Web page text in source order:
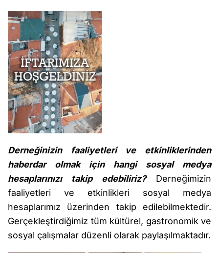
Derneğinizin faaliyetleri ve etkinliklerinden
haberdar olmak için hangi sosyal medya
hesaplarınızı takip edebiliriz?Derneğimizin
faaliyetleri ve etkinlikleri sosyal medya
hesaplarımız üzerinden takip edilebilmektedir.
Gerçekleştirdiğimiz tüm kültürel, gastronomik ve
sosyal çalışmalar düzenli olarak paylaşılmaktadır.